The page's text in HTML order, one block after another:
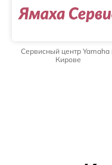
Сервисный центр Yamaha
Кирове